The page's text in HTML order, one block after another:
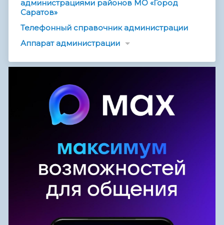
администрациями районов МО «Город
Саратов»
Телефонный справочник администрации
Аппарат администрации